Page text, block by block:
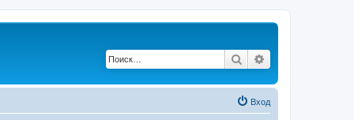
Поиск
Вход